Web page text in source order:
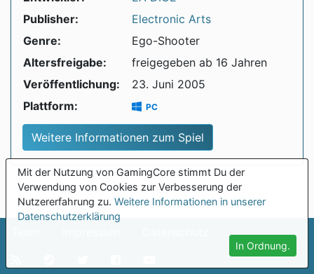
Mit der Nutzung von GamingCore stimmt Du der
Verwendung von Cookies zur Verbesserung der
Nutzererfahrung zu. Weitere Informationen in unserer
Datenschutzerklärung
In Ordnung.
Publisher:
Electronic Arts
Genre:
Ego-Shooter
Altersfreigabe:
freigegeben ab 16 Jahren
Veröffentlichung:
23. Juni 2005
Plattform:
PC
Weitere Informationen zum Spiel